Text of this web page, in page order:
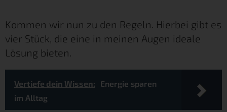
Kommen wir nun zu den Regeln. Hierbei gibt es
vier Stück, die eine in meinen Augen ideale
Lösung bieten.
Vertiefe dein Wissen:
Energie sparen
im Alltag